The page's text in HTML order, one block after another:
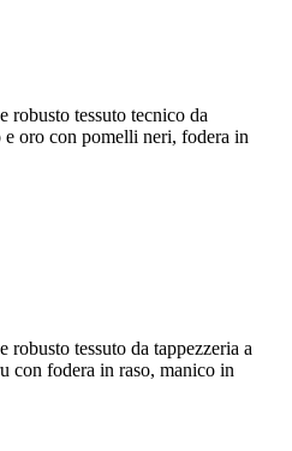
robusto tessuto tecnico da
oro con pomelli neri, fodera in
robusto tessuto da tappezzeria a
con fodera in raso, manico in